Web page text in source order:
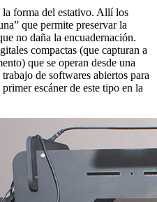
la forma del estativo. Allí los
que permite preservar la
no daña la encuadernación.
compactas (que capturan a
que se operan desde una
de softwares abiertos para
escáner de este tipo en la